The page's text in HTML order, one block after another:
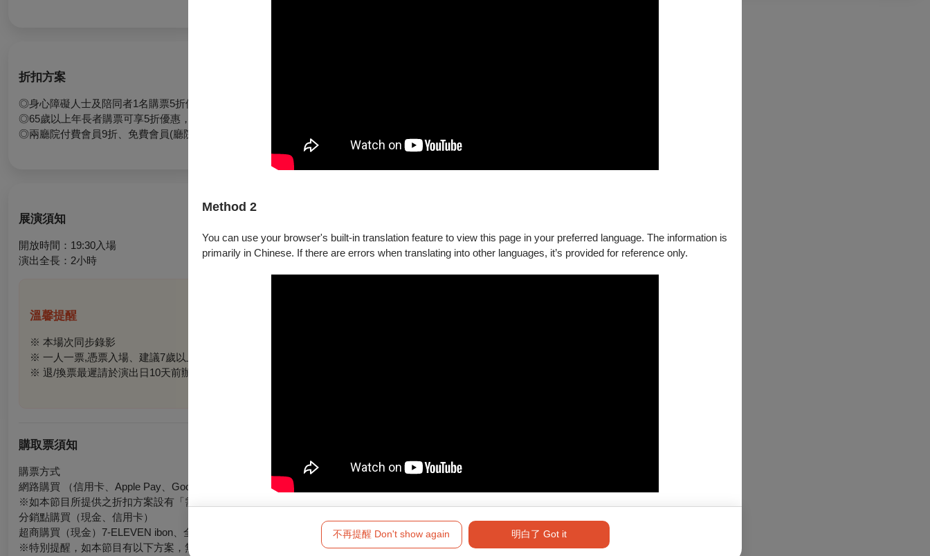
Method 2
You can use your browser's built-in translation feature to view this page in your preferred language. The information is
primarily in Chinese. If there are errors when translating into other languages, it’s provided for reference only.
不再提醒 Don't show again 明白了 Got it
折扣方案
◎身心障礙人士及陪同者1名購票5折優待，入場時應出示身心障礙手冊，陪同者與身障者需同時入場
◎65歲以上年長者購票可享5折優惠，入場時請出示證件
◎兩廳院付費會員9折、免費會員(廳院青)9折
展演須知
開放時間：19:30入場
演出全長：2小時
溫馨提醒
※ 本場次同步錄影
※ 一人一票,憑票入場、 建議7歲以上觀眾觀賞
※ 退/換票最遲請於演出日10天前辦理，酌收票價10%手續費，逾期恕不受理
購取票須知
購票方式
網路購買 （信用卡、Apple Pay、Google Pay、ATM轉帳），請先加入會員
※如本節目所提供之折扣方案設有「需使用文化幣折抵」限制，該折扣僅限網路購買。
分銷點購買（現金、信用卡）
超商購買（現金）7-ELEVEN ibon、全家FamiPort、萊爾富Life-ET，僅提供電腦自動選位，每筆訂單至多可訂購8張票券。
※特別提醒，如本節目有以下方案，無法於超商購買：